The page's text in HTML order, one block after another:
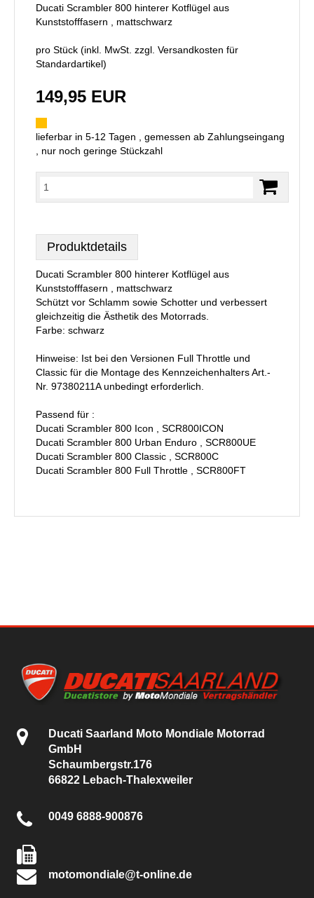
Ducati Scrambler 800 hinterer Kotflügel aus
Kunststofffasern , mattschwarz
pro Stück (inkl. MwSt. zzgl. Versandkosten für
Standardartikel)
149,95 EUR
lieferbar in 5-12 Tagen , gemessen ab Zahlungseingang
, nur noch geringe Stückzahl
Produktdetails
Ducati Scrambler 800 hinterer Kotflügel aus
Kunststofffasern , mattschwarz
Schützt vor Schlamm sowie Schotter und verbessert
gleichzeitig die Ästhetik des Motorrads.
Farbe: schwarz
Hinweise: Ist bei den Versionen Full Throttle und
Classic für die Montage des Kennzeichenhalters Art.-
Nr. 97380211A unbedingt erforderlich.
Passend für :
Ducati Scrambler 800 Icon , SCR800ICON
Ducati Scrambler 800 Urban Enduro , SCR800UE
Ducati Scrambler 800 Classic , SCR800C
Ducati Scrambler 800 Full Throttle , SCR800FT
Ducati Saarland Moto Mondiale Motorrad
GmbH
Schaumbergstr.176
66822 Lebach-Thalexweiler
0049 6888-900876
motomondiale@t-online.de